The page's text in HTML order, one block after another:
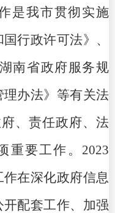
是我市贯彻实施
行政许可法》、
南省政府服务规
办法》等有关法
、责任政府、法
重要工作。2023
在深化政府信息
配套工作、加强